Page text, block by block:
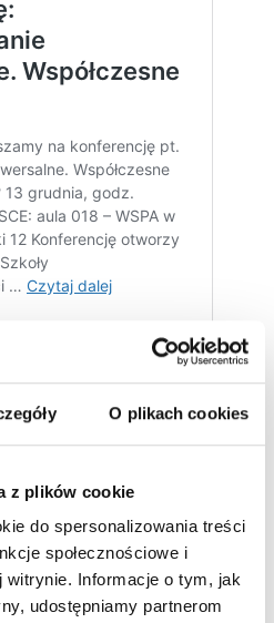
O plikach cookies
z plików cookie
do spersonalizowania treści
społecznościowe i
Informacje o tym, jak
udostępniamy partnerom
i